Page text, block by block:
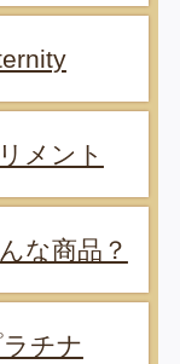
メント
な商品？
チナ